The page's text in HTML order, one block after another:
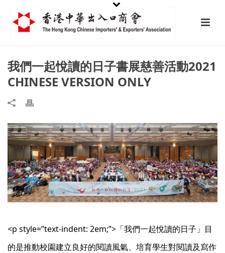
我們一起悅讀的日子書展慈善活動2021
CHINESE VERSION ONLY
<p style=”text-indent: 2em;”>「我們一起悅讀的日子」目
的是推動校園建立良好的閱讀風氣、培育學生對閱讀及寫作